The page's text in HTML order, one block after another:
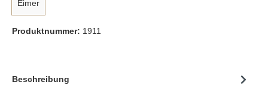
Eimer
Produktnummer: 1911
Beschreibung